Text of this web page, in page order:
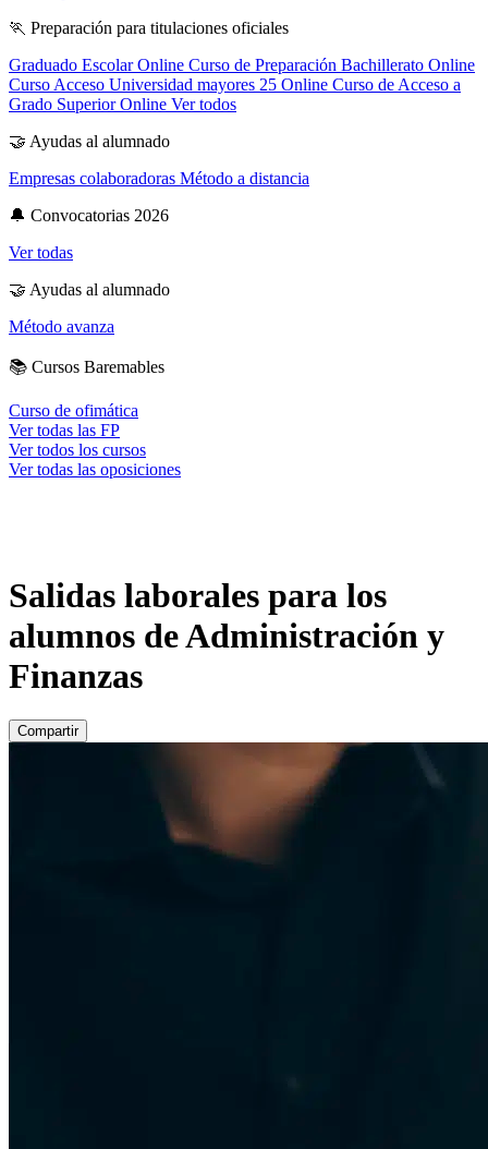
🏃 Preparación para titulaciones oficiales
Graduado Escolar Online Curso de Preparación Bachillerato Online
Curso Acceso Universidad mayores 25 Online Curso de Acceso a
Grado Superior Online Ver todos
🤝 Ayudas al alumnado
Empresas colaboradoras Método a distancia
🔔 Convocatorias 2026
Ver todas
🤝 Ayudas al alumnado
Método avanza
📚 Cursos Baremables
Curso de ofimática
Ver todas las FP
Ver todos los cursos
Ver todas las oposiciones
Salidas laborales para los
alumnos de Administración y
Finanzas
Compartir